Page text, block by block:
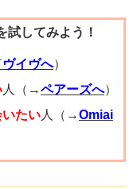
力な手段です。
に、自分の気持ちを
たのここが好き」
ストレートな愛情
す。
試してみよう！
ヴイヴへ）
人（→ペアーズへ）
たい人（→Omiai